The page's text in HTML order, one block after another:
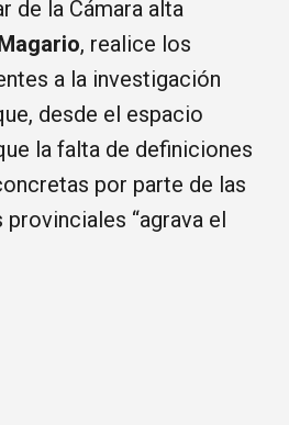
de la Cámara alta
, realice los
a la investigación
desde el espacio
la falta de definiciones
por parte de las
“agrava el